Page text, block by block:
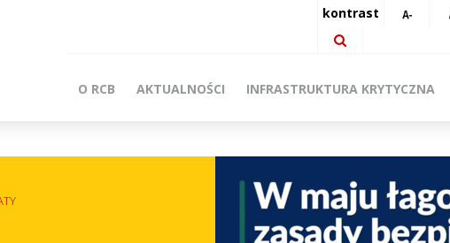
kontrast
O RCB AKTUALNOŚCI INFRASTRUKTURA KRYTYCZNA